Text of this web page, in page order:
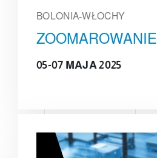
BOLONIA-WŁOCHY
ZOOMAROWANIE
05-07 MAJA 2025